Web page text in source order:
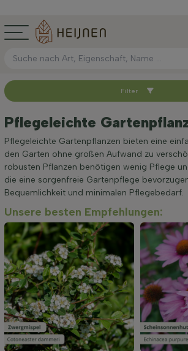
Sortieren nach
Standort
Anwendung
Blütezeit
Preis
Filter anwenden
Filter
Pflegeleichte
Pflegeleichte Gartenpflanzen bieten eine
den Garten ohne großen Aufwand zu
robusten Pflanzen benötigen wenig Pflege
die eine sorgenfreie Gartenpflege
Bequemlichkeit und minimalen Pflegebedarf.
Unsere besten Empfehlungen: